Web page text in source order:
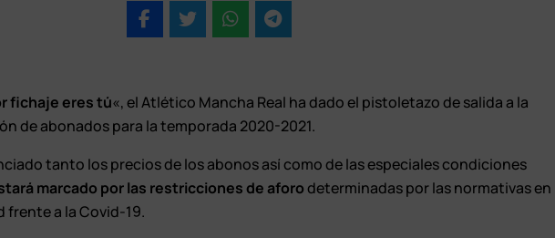
fichaje eres tú«, el Atlético Mancha Real ha dado el pistoletazo de salida a la
de abonados para la temporada 2020-2021.
tanto los precios de los abonos así como de las especiales condiciones
marcado por las restricciones de aforodeterminadas por las normativas en
frente a la Covid-19.